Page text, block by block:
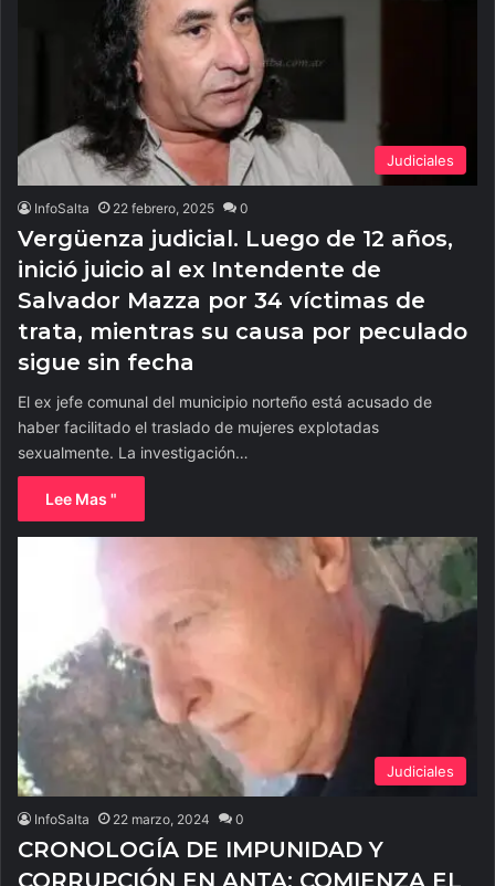
Judiciales
InfoSalta 22 febrero, 2025 0
Vergüenza judicial. Luego de 12 años,
inició juicio al ex Intendente de
Salvador Mazza por 34 víctimas de
trata, mientras su causa por peculado
sigue sin fecha
El ex jefe comunal del municipio norteño está acusado de
haber facilitado el traslado de mujeres explotadas
sexualmente. La investigación…
Lee Mas "
Judiciales
InfoSalta 22 marzo, 2024 0
CRONOLOGÍA DE IMPUNIDAD Y
CORRUPCIÓN EN ANTA: COMIENZA EL